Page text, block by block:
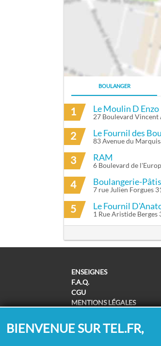
ITINÉRAIRE VERS LANG
BOULANGER
1 Le Moulin D Enzo
27 Boulevard
2 Le Fournil des
83 Avenue du
3 RAM
6 Boulevard de
4 Boulangerie-
7 rue Julien Forgues
5 Le Fournil
1 Rue Aristide Berges
ENSEIGNES
F.A.Q.
CGU
MENTIONS LÉGALES
POLITIQUE DE COOKIES
MODIFIER MES CHOIX
BIENVENUE SUR TEL.FR,